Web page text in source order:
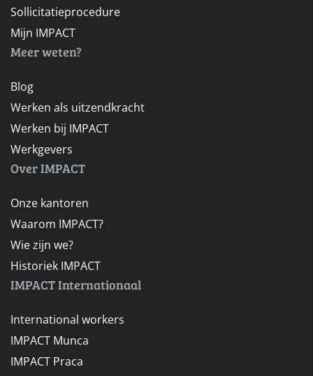
Sollicitatieprocedure
Mijn IMPACT
Meer weten?
Blog
Werken als uitzendkracht
Werken bij IMPACT
Werkgevers
Over IMPACT
Onze kantoren
Waarom IMPACT?
Wie zijn we?
Historiek IMPACT
IMPACT Internationaal
International workers
IMPACT Munca
IMPACT Praca